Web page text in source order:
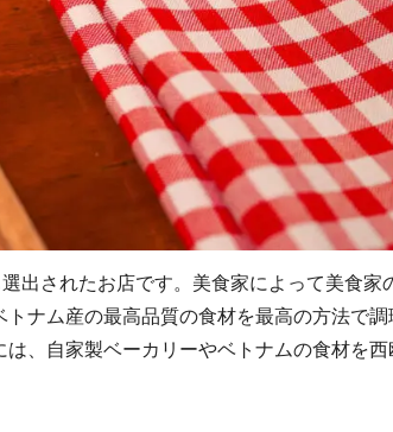
出されたお店です。美食家によって美食家
ナム産の最高品質の食材を最高の方法で調
、自家製ベーカリーやベトナムの食材を西